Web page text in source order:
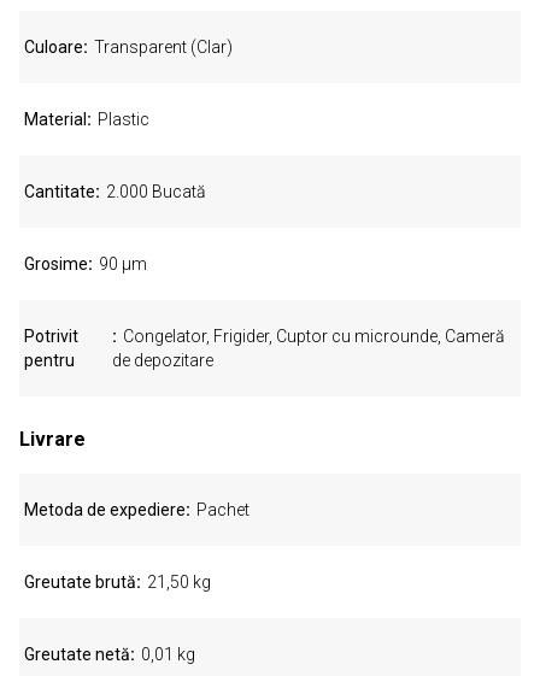
Culoare Transparent (Clar)
Material Plastic
Cantitate 2.000 Bucată
Grosime 90 µm
Potrivit
pentru
Congelator, Frigider, Cuptor cu microunde, Cameră
de depozitare
Livrare
Metoda de expediere Pachet
Greutate brută 21,50 kg
Greutate netă 0,01 kg